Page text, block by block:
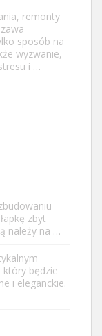
remonty
sposób na
wyzwanie,
i …
zbyt
należy na …
który będzie
i eleganckie.